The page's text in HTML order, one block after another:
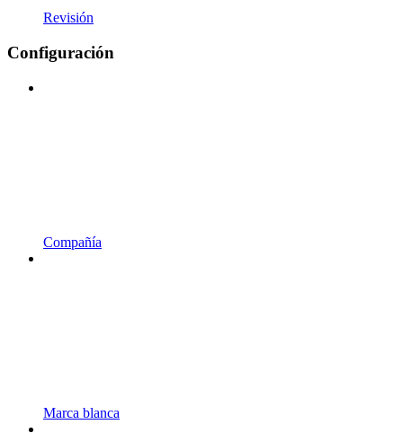
Revisión
Configuración
Compañía
Marca blanca